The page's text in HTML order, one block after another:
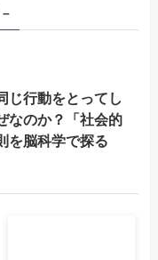
じ行動をとってし
なのか？「社会的
を脳科学で探る